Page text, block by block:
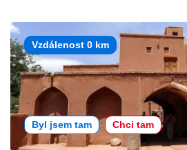
Vzdálenost 0 km
Byl jsem tam Chci tam